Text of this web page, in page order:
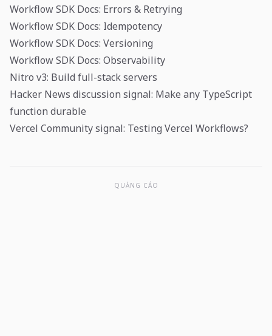
Workflow SDK Docs: Errors & Retrying
Workflow SDK Docs: Idempotency
Workflow SDK Docs: Versioning
Workflow SDK Docs: Observability
Nitro v3: Build full-stack servers
Hacker News discussion signal: Make any TypeScript
function durable
Vercel Community signal: Testing Vercel Workflows?
QUẢNG CÁO